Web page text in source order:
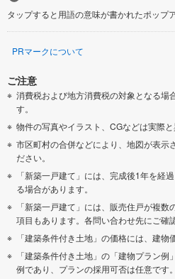
タップすると用語の意味が書かれたポップ
PRマークについて
ご注意
消費税および地方消費税の対象となる場
す。
物件の写真やイラスト、CGなどは実際と
市区町村の合併などにより、地図が表示
ださい。
「新築一戸建て」には、完成後1年を経
る場合があります。
「新築一戸建て」には、販売住戸が複
項目もあります。各問い合わせ先にご確
「建築条件付き土地」の価格には、建物
「建築条件付き土地」の「建物プラン
例であり、プランの採用可否は任意です。